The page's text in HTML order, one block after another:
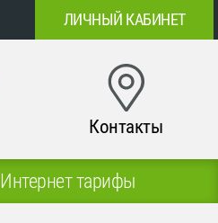
ЛИЧНЫЙ КАБИНЕТ
Контакты
Интернет тарифы